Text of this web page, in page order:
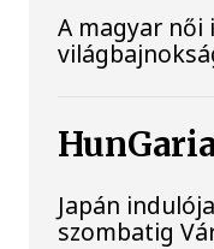
A magyar
Japán
szombatig